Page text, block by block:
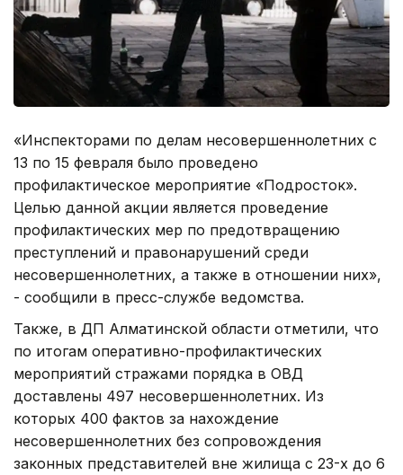
«Инспекторами по делам несовершеннолетних с
13 по 15 февраля было проведено
профилактическое мероприятие «Подросток».
Целью данной акции является проведение
профилактических мер по предотвращению
преступлений и правонарушений среди
несовершеннолетних, а также в отношении них»,
- сообщили в пресс-службе ведомства.
Также, в ДП Алматинской области отметили, что
по итогам оперативно-профилактических
мероприятий стражами порядка в ОВД
доставлены 497 несовершеннолетних. Из
которых 400 фактов за нахождение
несовершеннолетних без сопровождения
законных представителей вне жилища с 23-х до 6